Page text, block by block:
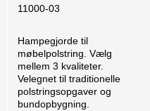
11000-03
Hampegjorde til
møbelpolstring. Vælg
mellem 3 kvaliteter.
Velegnet til traditionelle
polstringsopgaver og
bundopbygning.